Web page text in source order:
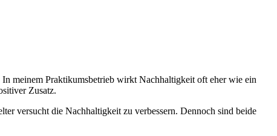
meinem Praktikumsbetrieb wirkt Nachhaltigkeit oft eher wie ein
Zusatz.
versucht die Nachhaltigkeit zu verbessern. Dennoch sind beide